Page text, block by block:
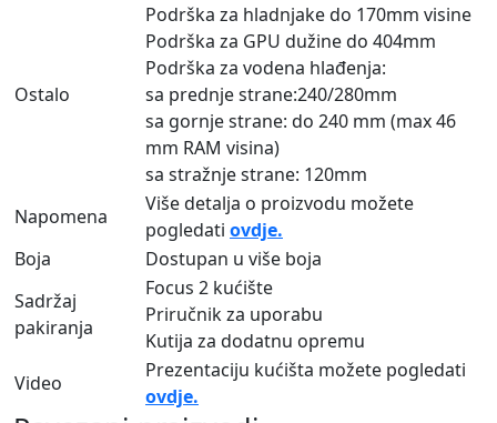
Ostalo
Podrška za hladnjake do 170mm visine
Podrška za GPU dužine do 404mm
Podrška za vodena hlađenja:
sa prednje strane:240/280mm
sa gornje strane: do 240 mm (max 46
mm RAM visina)
sa stražnje strane: 120mm
Napomena
Više detalja o proizvodu možete
pogledati ovdje.
Boja
Dostupan u više boja
Sadržaj
pakiranja
Focus 2 kućište
Priručnik za uporabu
Kutija za dodatnu opremu
Video
Prezentaciju kućišta možete pogledati
ovdje.